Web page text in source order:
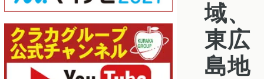
域、
東広
島地